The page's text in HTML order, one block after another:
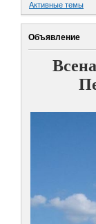
Активные темы
Объявление